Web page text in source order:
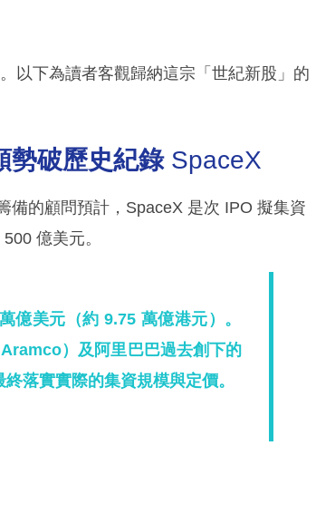
以下為讀者客觀歸納這宗「世紀新股」的
勢破歷史紀錄SpaceX
備的顧問預計，SpaceX 是次 IPO 擬集資
億美元。
億美元（約 9.75 萬億港元）。
）及阿里巴巴過去創下的
落實實際的集資規模與定價。